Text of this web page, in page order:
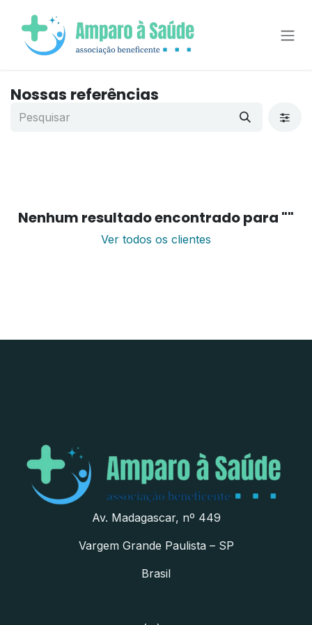
Nossas referências
Nenhum resultado encontrado para ""
Ver todos os clientes
Av. Madagascar, nº 449
Vargem Grande Paulista – SP
Brasil